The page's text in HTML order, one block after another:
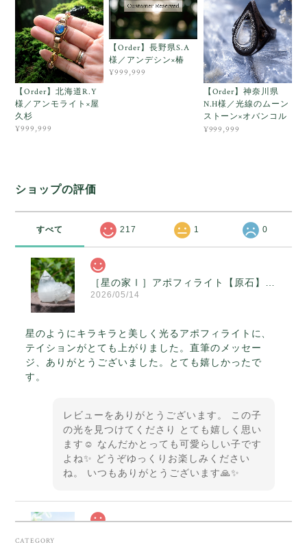
【Order】北海道R.Y
様／アンモライト×屋
久杉
¥999,999
【Order】長野県S.A
様／アンデシン×椿
¥999,999
【Order】神奈川県
N.H様／光線のムーン
ストーン×オバンコル
¥999,999
ショップの評価
すべて 217 1 0
2026/05/14
星のようにキラキラと美しく光るアポフィライトに、
テイションがとても上がりました。直筆のメッセー
ジ、ありがとうございました。とても嬉しかったで
す。
レビューをありがとうございます。 この子
の光を見つけてくださり とても嬉しく思い
ます☺️ なんだかとっても可愛らしい子です
よね✨ どうぞゆっくりお楽しみください
ね。 いつもありがとうございます🙏✨
CATEGORY